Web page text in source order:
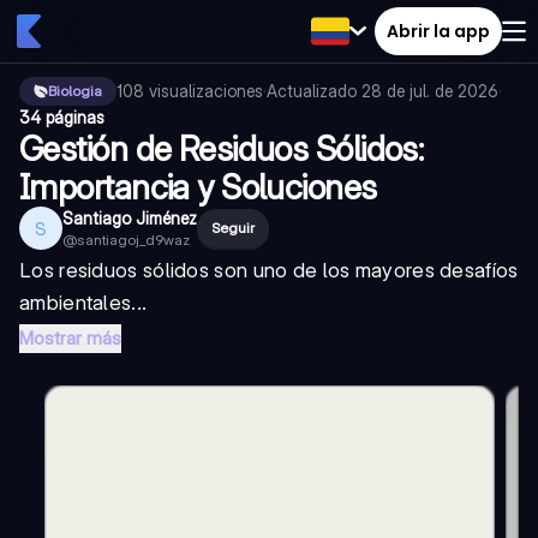
Abrir la app
Biologia 108 visualizaciones·Actualizado 28 de jul. de 2026·
34 páginas
Gestión de Residuos Sólidos:
Importancia y Soluciones
S Santiago Jiménez
@santiagoj_d9waz
Seguir
Los residuos sólidos son uno de los mayores desafíos
ambientales...
Mostrar más